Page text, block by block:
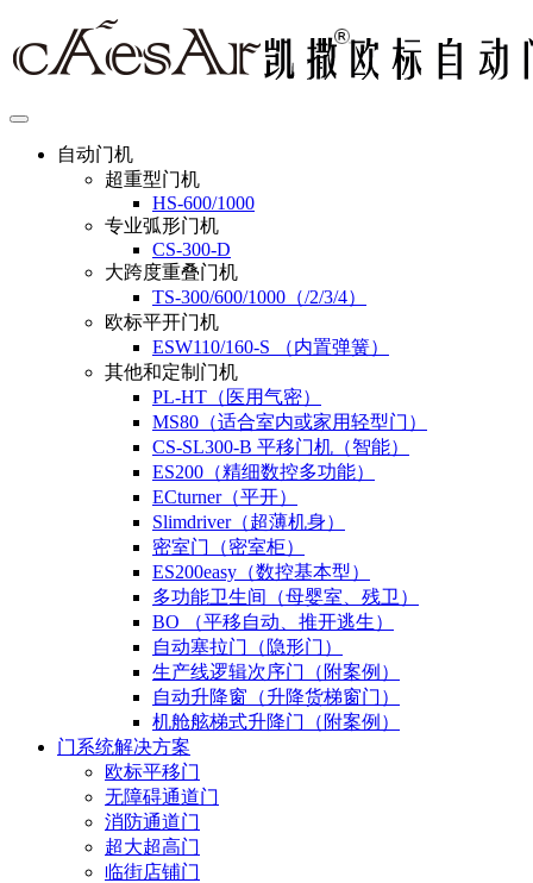
自动门机
超重型门机
HS-600/1000
专业弧形门机
CS-300-D
大跨度重叠门机
TS-300/600/1000（/2/3/4）
欧标平开门机
ESW110/160-S （内置弹簧）
其他和定制门机
PL-HT（医用气密）
MS80（适合室内或家用轻型门）
CS-SL300-B 平移门机（智能）
ES200（精细数控多功能）
ECturner（平开）
Slimdriver（超薄机身）
密室门（密室柜）
ES200easy（数控基本型）
多功能卫生间（母婴室、残卫）
BO （平移自动、推开逃生）
自动塞拉门（隐形门）
生产线逻辑次序门（附案例）
自动升降窗（升降货梯窗门）
机舱舷梯式升降门（附案例）
门系统解决方案
欧标平移门
无障碍通道门
消防通道门
超大超高门
临街店铺门